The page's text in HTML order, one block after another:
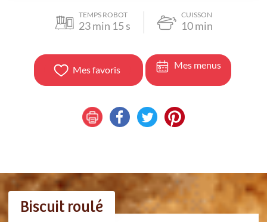
TEMPS ROBOT
23min 15 s
CUISSON
10min
Mes favoris Mes menus
Biscuit roulé